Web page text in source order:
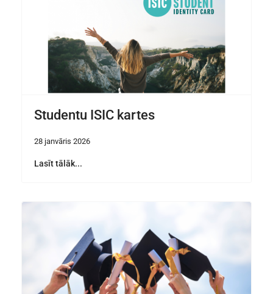
Studentu ISIC kartes
28 janvāris 2026
Lasīt tālāk...